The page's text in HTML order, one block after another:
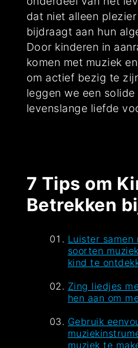
dat niet alleen
bijdraagt aan hun
Door kinderen in
komen met muziek
om actief bezig te
leggen we een
levenslange liefde
7 Tips om
Betrekken
Luister samen
soorten
kind te
Zing liedjes
hen aan om
Gebruik
muziek te